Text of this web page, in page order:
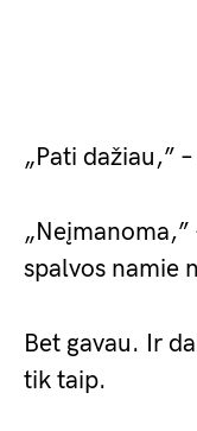
„Pati dažiau,”
spalvos namie
Bet gavau. Ir
tik taip.